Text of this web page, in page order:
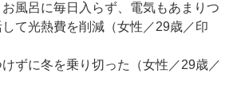
お風呂に毎日入らず、電気もあまりつ
て光熱費を削減（女性／29歳／印
けずに冬を乗り切った（女性／29歳／